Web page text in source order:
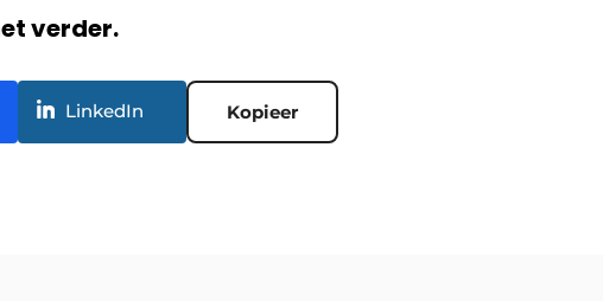
verder.
LinkedIn Kopieer